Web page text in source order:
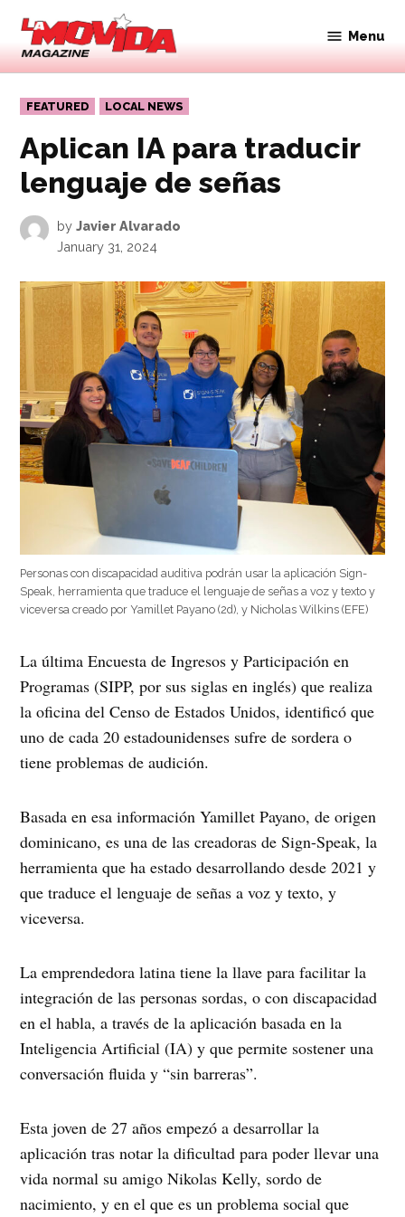
Skip
content
Movida
Magazine
Menu
POSTED
IN
FEATURED LOCAL NEWS
Aplican IA para traducir
lenguaje de señas
by Javier Alvarado
January 31, 2024
Personas con discapacidad auditiva podrán usar la aplicación Sign-
Speak, herramienta que traduce el lenguaje de señas a voz y texto y
viceversa creado por Yamillet Payano (2d), y Nicholas Wilkins (EFE)
La última Encuesta de Ingresos y Participación en
Programas (SIPP, por sus siglas en inglés) que realiza
la oficina del Censo de Estados Unidos, identificó que
uno de cada 20 estadounidenses sufre de sordera o
tiene problemas de audición.
Basada en esa información Yamillet Payano, de origen
dominicano, es una de las creadoras de Sign-Speak, la
herramienta que ha estado desarrollando desde 2021 y
que traduce el lenguaje de señas a voz y texto, y
viceversa.
La emprendedora latina tiene la llave para facilitar la
integración de las personas sordas, o con discapacidad
en el habla, a través de la aplicación basada en la
Inteligencia Artificial (IA) y que permite sostener una
conversación fluida y “sin barreras”.
Esta joven de 27 años empezó a desarrollar la
aplicación tras notar la dificultad para poder llevar una
vida normal su amigo Nikolas Kelly, sordo de
nacimiento, y en el que es un problema social que